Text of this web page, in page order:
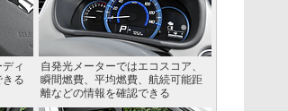
ィ
る
自発光メーターではエコスコア、
瞬間燃費、平均燃費、航続可能距
離などの情報を確認できる